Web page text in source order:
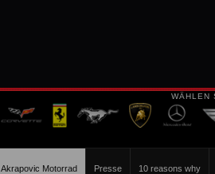
WÄHLEN
Akrapovic Motorrad Presse 10 reasons why